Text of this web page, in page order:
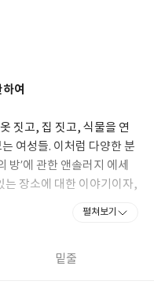
여
짓고, 집 짓고, 식물을 연
여성들. 이처럼 다양한 분
방’에 관한 앤솔러지 에세
는 장소에 대한 이야기이자,
꾸며 나의 가능성을 보듬
펼쳐보기
밑줄